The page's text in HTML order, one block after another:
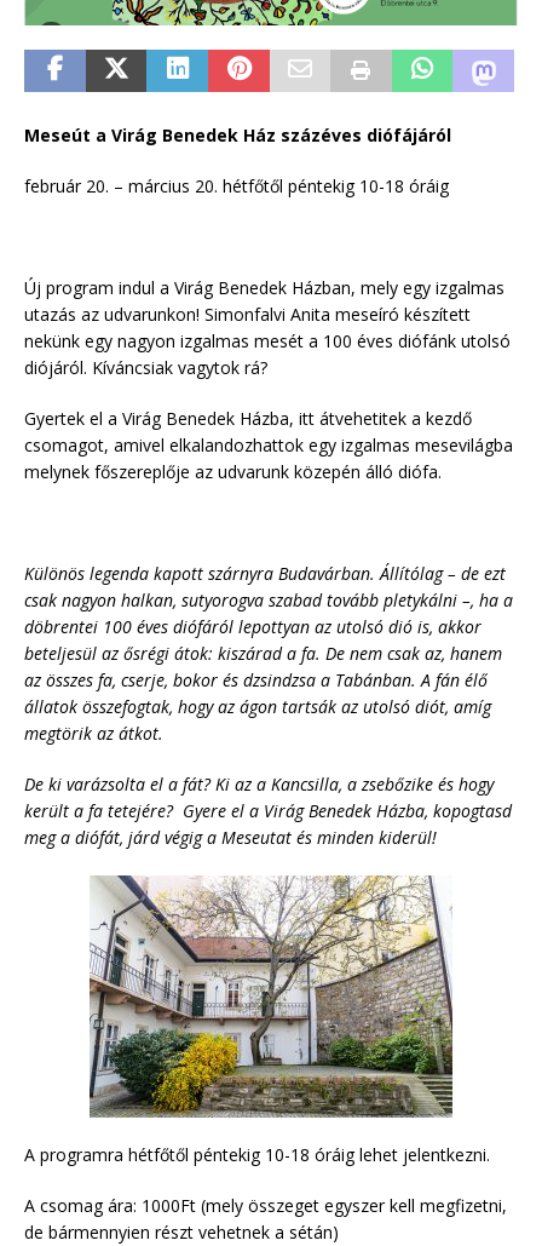
Meseút a Virág Benedek Ház százéves diófájáról
február 20. – március 20. hétfőtől péntekig 10-18 óráig
Új program indul a Virág Benedek Házban, mely egy izgalmas
utazás az udvarunkon! Simonfalvi Anita meseíró készített
nekünk egy nagyon izgalmas mesét a 100 éves diófánk utolsó
diójáról. Kíváncsiak vagytok rá?
Gyertek el a Virág Benedek Házba, itt átvehetitek a kezdő
csomagot, amivel elkalandozhattok egy izgalmas mesevilágba
melynek főszereplője az udvarunk közepén álló diófa.
Különös legenda kapott szárnyra Budavárban. Állítólag – de ezt
csak nagyon halkan, sutyorogva szabad tovább pletykálni –, ha a
döbrentei 100 éves diófáról lepottyan az utolsó dió is, akkor
beteljesül az ősrégi átok: kiszárad a fa. De nem csak az, hanem
az összes fa, cserje, bokor és dzsindzsa a Tabánban. A fán élő
állatok összefogtak, hogy az ágon tartsák az utolsó diót, amíg
megtörik az átkot.
De ki varázsolta el a fát? Ki az a Kancsilla, a zsebőzike és hogy
került a fa tetejére? Gyere el a Virág Benedek Házba, kopogtasd
meg a diófát, járd végig a Meseutat és minden kiderül!
A programra hétfőtől péntekig 10-18 óráig lehet jelentkezni.
A csomag ára: 1000Ft (mely összeget egyszer kell megfizetni,
de bármennyien részt vehetnek a sétán)